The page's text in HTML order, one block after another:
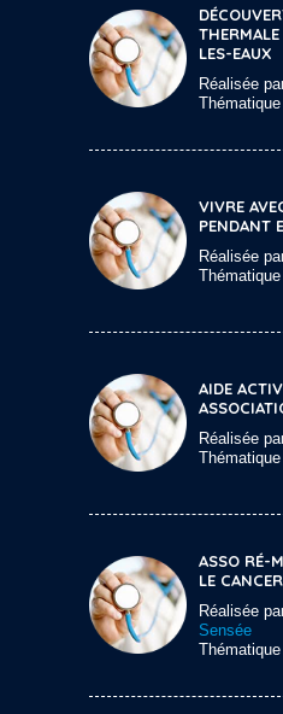
LES-EAUX
Réalisée
VIVRE
PENDANT
Réalisée
AIDE
Réalisée
ASSO RÉ-
LE CANCER
Réalisée
Sensée